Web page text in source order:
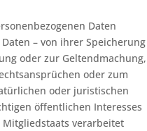
Daten
– von ihrer Speicherung
oder zur Geltendmachung,
oder zum
oder juristischen
öffentlichen Interesses
verarbeitet